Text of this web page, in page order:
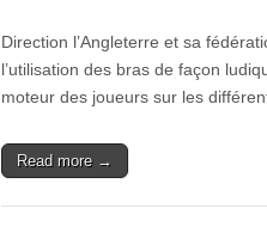
Direction l’Angleterre et sa
l’utilisation des bras de façon
moteur des joueurs sur les
Read more →